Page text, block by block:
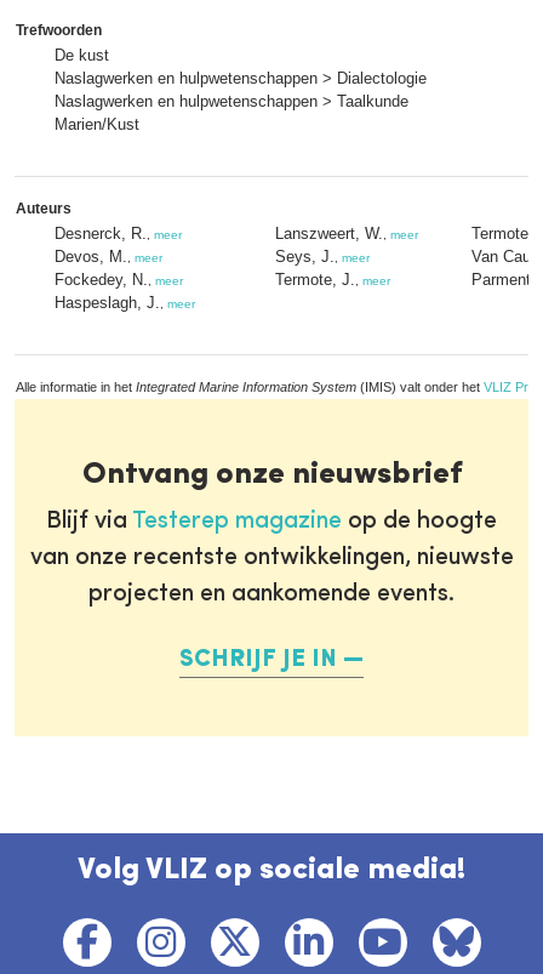
Trefwoorden
De kust
Naslagwerken en hulpwetenschappen > Dialectologie
Naslagwerken en hulpwetenschappen > Taalkunde
Marien/Kust
Auteurs
Desnerck, R. meer
Devos, M. meer
Fockedey, N. meer
Haspeslagh, J. meer
Lanszweert, W. meer
Seys, J. meer
Termote, J. meer
Termote,
Van
Alle informatie in het Integrated Marine Information System (IMIS) valt onder het VLIZ
Ontvang onze nieuwsbrief
Blijf via Testerep magazine op de hoogte
van onze recentste ontwikkelingen, nieuwste
projecten en aankomende events.
SCHRIJF JE IN
Volg VLIZ op sociale media!